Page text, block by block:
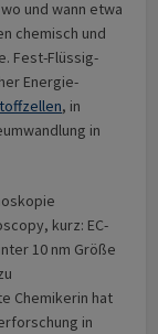
und wann etwa
chemisch und
Fest-Flüssig-
Energie­
, in
in
kurz: EC-
10 nm Größe
Chemikerin hat
in